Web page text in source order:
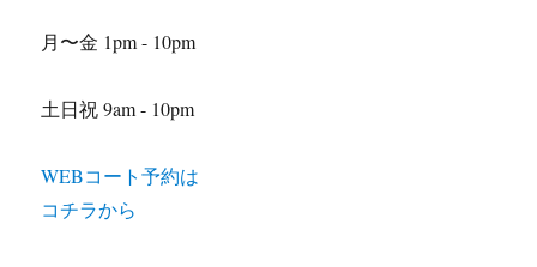
月〜金 1pm - 10pm
土日祝 9am - 10pm
WEBコート予約は
コチラから